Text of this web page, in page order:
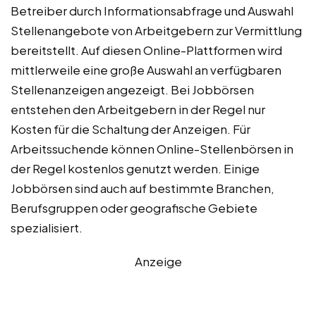
Betreiber durch Informationsabfrage und Auswahl
Stellenangebote von Arbeitgebern zur Vermittlung
bereitstellt. Auf diesen Online-Plattformen wird
mittlerweile eine große Auswahl an verfügbaren
Stellenanzeigen angezeigt. Bei Jobbörsen
entstehen den Arbeitgebern in der Regel nur
Kosten für die Schaltung der Anzeigen. Für
Arbeitssuchende können Online-Stellenbörsen in
der Regel kostenlos genutzt werden. Einige
Jobbörsen sind auch auf bestimmte Branchen,
Berufsgruppen oder geografische Gebiete
spezialisiert.
Anzeige